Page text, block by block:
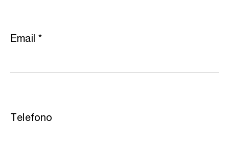
Email *
Telefono